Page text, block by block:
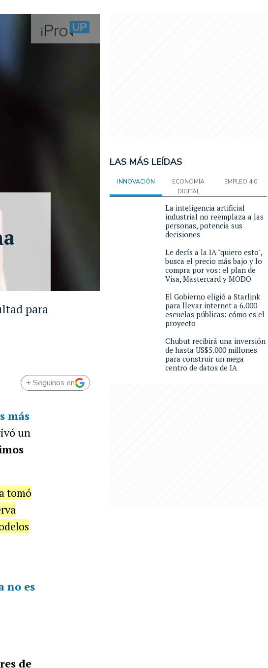
para
+ Seguinos en
más
un
tomó
no es
de
LAS MÁS LEÍDAS
INNOVACIÓN
ECONOMÍA
DIGITAL
EMPLEO 4.0
La inteligencia artificial
industrial no reemplaza a las
personas, potencia sus
decisiones
Le decís a la IA "quiero esto",
busca el precio más bajo y lo
compra por vos: el plan de
Visa, Mastercard y MODO
El Gobierno eligió a Starlink
para llevar internet a 6.000
escuelas públicas: cómo es el
proyecto
Chubut recibirá una inversión
de hasta US$5.000 millones
para construir un mega
centro de datos de IA